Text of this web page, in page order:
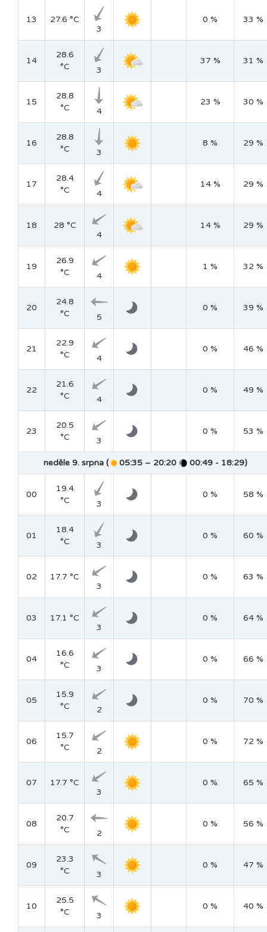
13
27.6 °C
3
0 % 33 %
14
28.6
°C
3
37 % 31 %
15
28.8
°C
4
23 % 30 %
16
28.8
°C
3
8 % 29 %
17
28.4
°C
4
14 % 29 %
18
28 °C
4
14 % 29 %
19
26.9
°C
4
1 % 32 %
20
24.8
°C
5
0 % 39 %
21
22.9
°C
4
0 % 46 %
22
21.6
°C
4
0 % 49 %
23
20.5
°C
3
0 % 53 %
neděle 9. srpna ( 05:35 – 20:20 00:49 - 18:29)
00
19.4
°C
3
0 % 58 %
01
18.4
°C
3
0 % 60 %
02
17.7 °C
3
0 % 63 %
03
17.1 °C
3
0 % 64 %
04
16.6
°C
3
0 % 66 %
05
15.9
°C
2
0 % 70 %
06
15.7
°C
2
0 % 72 %
07
17.7 °C
3
0 % 65 %
08
20.7
°C
2
0 % 56 %
09
23.3
°C
3
0 % 47 %
10
25.5
°C
3
0 % 40 %